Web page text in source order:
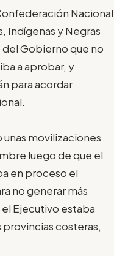
Nacional
Indígenas y Negras
Gobierno que no
a aprobar, y
para acordar
unas movilizaciones
luego de que el
en proceso el
no generar más
Ejecutivo estaba
provincias costeras,